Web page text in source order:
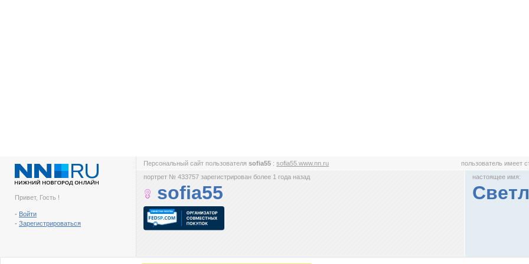
Привет, Гость !
- Войти
- Зарегистрироваться
Персональный сайт пользователя sofia55 : sofia55.www.nn.ru пользователь имеет
портрет № 433757 зарегистрирован более 1 года назад
sofia55
настоящее имя: